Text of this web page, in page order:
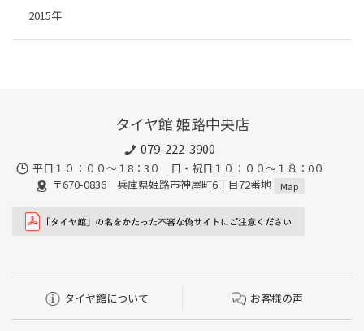
2015年
タイヤ館 姫路中央店
079-222-3900
平日１０：００～１8：3０ 日・祝日１０：００～１８：0０
〒670-0836 兵庫県姫路市神屋町6丁目72番地
Map
タイヤ館について お客様の声